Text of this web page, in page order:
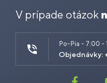
V prípade otázok
Po-Pia - 7:00 -
Objednávky: